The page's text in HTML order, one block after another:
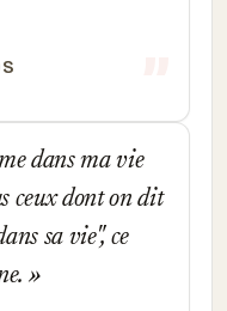
dans ma vie
ceux dont on dit
sa vie", ce